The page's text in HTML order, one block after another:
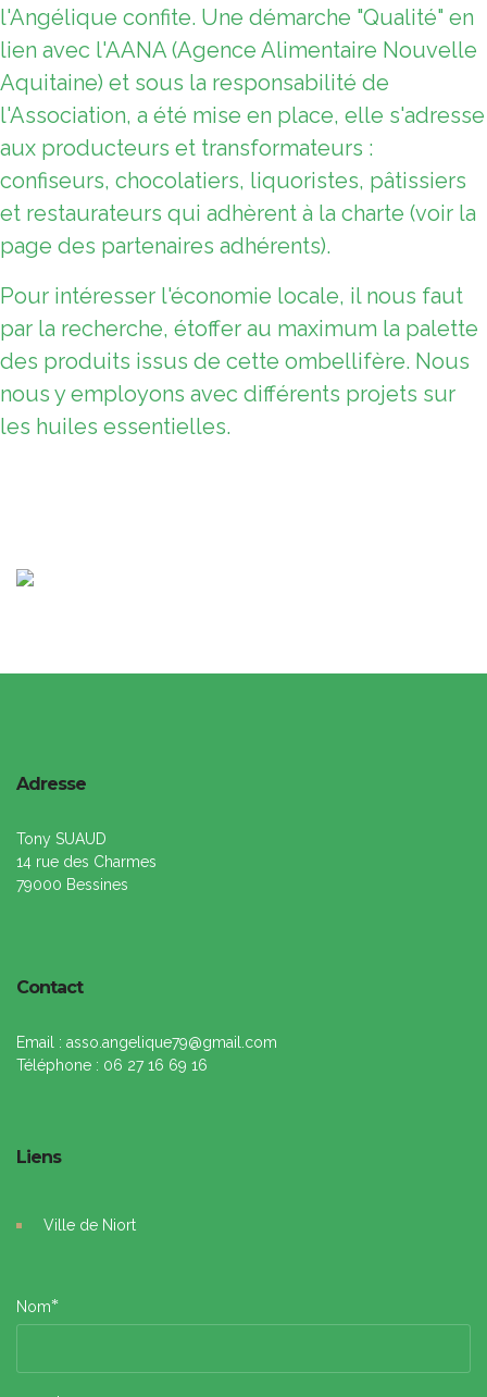
l'Angélique confite. Une démarche "Qualité" en
lien avec l'AANA (Agence Alimentaire Nouvelle
Aquitaine) et sous la responsabilité de
l'Association, a été mise en place, elle s'adresse
aux producteurs et transformateurs :
confiseurs, chocolatiers, liquoristes, pâtissiers
et restaurateurs qui adhèrent à la charte (voir la
page des partenaires adhérents).
Pour intéresser l'économie locale, il nous faut
par la recherche, étoffer au maximum la palette
des produits issus de cette ombellifère. Nous
nous y employons avec différents projets sur
les huiles essentielles.
Adresse
Tony SUAUD
14 rue des Charmes
79000 Bessines
Contact
Email : asso.angelique79@gmail.com
Téléphone : 06 27 16 69 16
Liens
Ville de Niort
Nom*